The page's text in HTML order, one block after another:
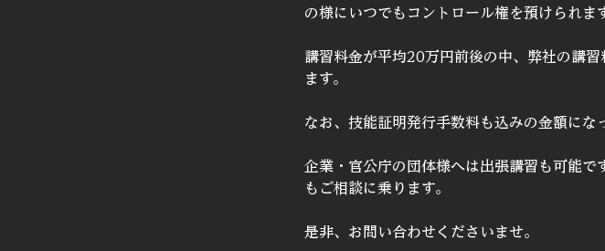
の様にいつでもコントロール権を預けられま
講習料金が平均20万円前後の中、弊社の講
ます。
なお、技能証明発行手数料も込みの金額にな
企業・官公庁の団体様へは出張講習も可能
もご相談に乗ります。
是非、お問い合わせくださいませ。​